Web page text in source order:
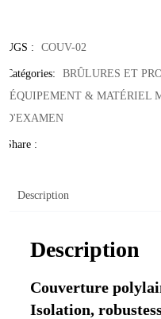
UGS : COUV-02
Catégories: BRÛLURES ET
ÉQUIPEMENT & MATÉRIEL
D'EXAMEN
Share :
Description
Description
Couverture
Isolation,